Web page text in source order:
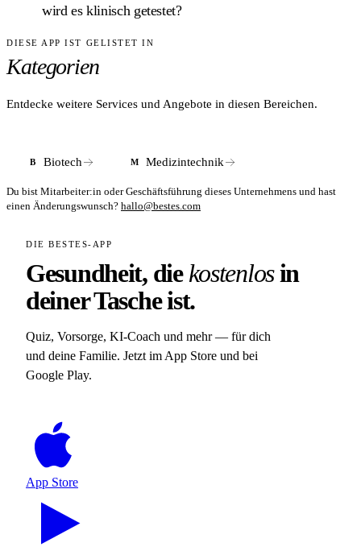
Division für Vertragsherstellung von Zelltherapeutika.
Produktionsfläche und Pluris Bioreaktortechnologie. Laut
Unternehmensangaben wurde PluriCDMO im März 2024 als
zellabgeleiteter Arzneimittel ausgewählt.
wird es klinisch getestet?
ANTWORT
PLX-PAD ist eine Placenta-basierte mesenchymale
regenerativen Eigenschaften. Im EU-Horizon-Europe-Projekt
einer klinischen Studie evaluiert. Laut RKI (2023) betrifft
DIESE APP IST GELISTET IN
Kategorien
Entdecke weitere Services und Angebote in diesen Bereichen.
B Biotech M Medizintechnik
Du bist Mitarbeiter:in oder Geschäftsführung dieses Unternehmens und hast
einen Änderungswunsch? hallo@bestes.com
DIE BESTES-APP
Gesundheit, diekostenlosin
deiner Tasche ist.
Quiz, Vorsorge, KI-Coach und mehr — für dich
und deine Familie. Jetzt im App Store und bei
Google Play.
App Store